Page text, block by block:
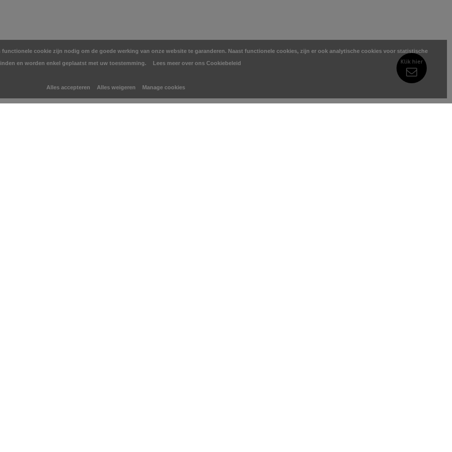
Klik hier
cookie zijn nodig om de goede werking van onze website te garanderen. Naast functionele cookies, zijn er ook analytische cookies voor statistische
en worden enkel geplaatst met uw toestemming.
Lees meer over ons Cookiebeleid
Alles accepteren Alles weigeren Manage cookies